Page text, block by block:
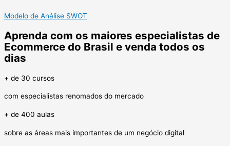
Modelo de Análise SWOT
Aprenda com os maiores especialistas de
Ecommerce do Brasil e venda todos os
dias
+ de 30 cursos
com especialistas renomados do mercado
+ de 400 aulas
sobre as áreas mais importantes de um negócio digital